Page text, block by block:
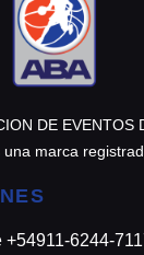
DE EVENTOS
una marca
+54911-6244-